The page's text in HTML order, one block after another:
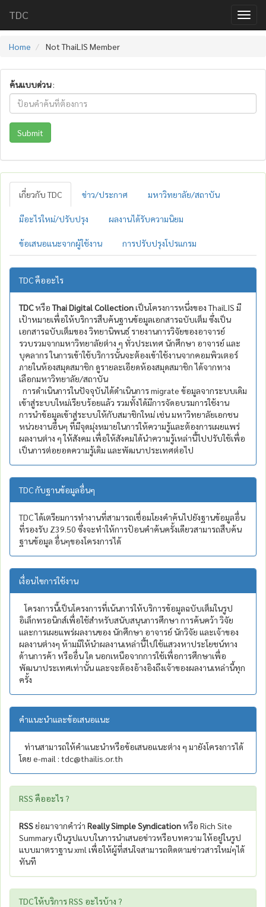
TDC
Home Not ThaiLIS Member
ค้นแบบด่วน:
Submit
เกี่ยวกับ TDC ข่าว/ประกาศ มหาวิทยาลัย/สถาบัน
มีอะไรใหม่/ปรับปรุง ผลงานได้รับความนิยม
ข้อเสนอแนะจากผู้ใช้งาน การปรับปรุงโปรแกรม
TDC คืออะไร
TDCหรือThai Digital Collectionเป็นโครงการหนึ่งของ ThaiLIS มี
เป้าหมายเพื่อให้บริการสืบค้นฐานข้อมูลเอกสารฉบับเต็ม ซึ่งเป็น
เอกสารฉบับเต็มของ วิทยานิพนธ์ รายงานการวิจัยของอาจารย์
รวบรวมจากมหาวิทยาลัยต่าง ๆ ทั่วประเทศ นักศึกษา อาจารย์ และ
บุคลากร ในการเข้าใช้บริการนั้นจะต้องเข้าใช้งานจากคอมพิวเตอร์
ภายในห้องสมุดสมาชิก ดูรายละเอียดห้องสมุดสมาชิก ได้จากทาง
เลือกมหาวิทยาลัย/สถาบัน
การดำเนินการในปัจจุบันได้ดำเนินการ migrate ข้อมูลจากระบบเดิม
เข้าสู่ระบบใหม่เรียบร้อยแล้ว รวมทั้งได้มีการจัดอบรมการใช้งาน
การนำข้อมูลเข้าสู่ระบบให้กับสมาชิกใหม่ เช่น มหาวิทยาลัยเอกชน
หน่วยงานอื่นๆ ที่มีจุดมุ่งหมายในการให้ความรู้และต้องการเผยแพร่
ผลงานต่าง ๆ ให้สังคม เพื่อให้สังคมได้นำความรู้เหล่านี้ไปปรับใช้เพื่อ
เป็นการต่อยอดความรู้เดิม และพัฒนาประเทศต่อไป
TDC กับฐานข้อมูลอื่นๆ
TDC ได้เตรียมการทำงานที่สามารถเชื่อมโยงคำค้นไปยังฐานข้อมูลอื่น
ที่รองรับ Z39.50 ซึ่งจะทำให้การป้อนคำค้นครั้งเดียวสามารถสืบค้น
ฐานข้อมูล อื่นๆของโครงการได้
เงื่อนไขการใช้งาน
โครงการนี้เป็นโครงการที่เน้นการให้บริการข้อมูลฉบับเต็มในรูป
อิเล็กทรอนิกส์เพื่อใช้สำหรับสนับสนุนการศึกษา การค้นคว้า วิจัย
และการเผยแพร่ผลงานของ นักศึกษา อาจารย์ นักวิจัย และเจ้าของ
ผลงานต่างๆ ห้ามมิให้นำผลงานเหล่านี้ไปใช้แสวงหาประโยชน์ทาง
ด้านการค้า หรืออื่น ใด นอกเหนือจากการใช้เพื่อการศึกษาเพื่อ
พัฒนาประเทศเท่านั้น และจะต้องอ้างอิงถึงเจ้าของผลงานเหล่านี้ทุก
ครั้ง
คำแนะนำและข้อเสนอแนะ
ท่านสามารถให้คำแนะนำหรือข้อเสนอแนะต่าง ๆ มายังโครงการได้
โดย e-mail : tdc@thailis.or.th
RSS คืออะไร ?
RSSย่อมาจากคำว่า Really Simple Syndicationหรือ Rich Site
Summary เป็นรูปแบบในการนำเสนอข่าวหรือบทความ ให้อยู่ในรูป
แบบมาตราฐาน xml เพื่อให้ผู้ที่สนใจสามารถติดตามข่าวสารใหม่ๆได้
ทันที
TDC ให้บริการ RSS อะไรบ้าง ?